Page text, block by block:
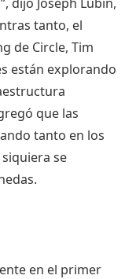
tanto, el
de Circle, Tim
están explorando
que las
tanto en los
se
en el primer